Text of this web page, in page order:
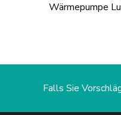
Wärmepumpe
Falls Sie